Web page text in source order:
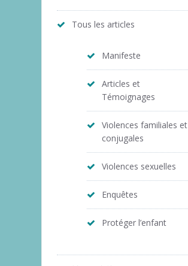
Tous les articles
Manifeste
Articles et
Témoignages
Violences familiales et
conjugales
Violences sexuelles
Enquêtes
Protéger l’enfant